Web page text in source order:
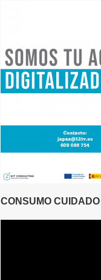
CONSUMO CUIDADO